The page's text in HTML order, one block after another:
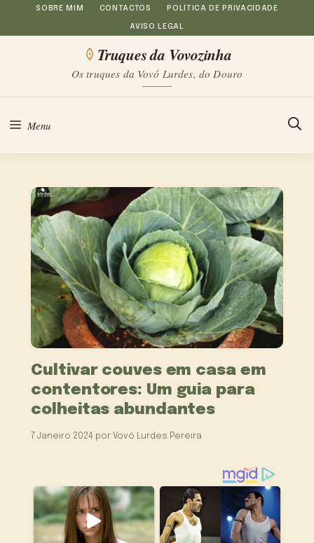
Saltar
para
conteúdo
SOBRE MIM CONTACTOS POLÍTICA DE PRIVACIDADE
AVISO LEGAL
Truques da Vovozinha
Os truques da Vovó Lurdes, do Douro
Menu
Cultivar couves em casa em
contentores: Um guia para
colheitas abundantes
7 Janeiro 2024 por Vovó Lurdes Pereira